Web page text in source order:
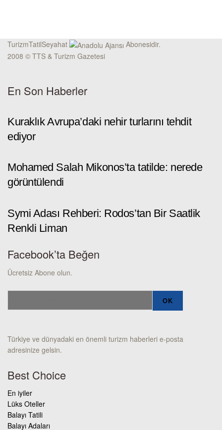
TurizmTatilSeyahat
Abonesidir.
2008 © TTS & Turizm Gazetesi
En Son Haberler
Kuraklık Avrupa’daki nehir turlarını tehdit
ediyor
Mohamed Salah Mikonos’ta tatilde: nerede
görüntülendi
Symi Adası Rehberi: Rodos’tan Bir Saatlik
Renkli Liman
Facebook’ta Beğen
Ücretsiz Abone olun.
Türkiye ve dünyadaki en önemli turizm haberleri e-posta
adresinize gelsin.
Best Choice
En iyiler
Lüks Oteller
Balayı Tatili
Balayı Adaları